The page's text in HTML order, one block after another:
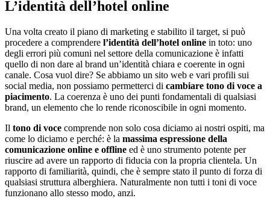
L’identità dell’hotel online
Una volta creato il piano di marketing e stabilito il target, si può
procedere a comprendere l’identità dell’hotel online in toto: uno
degli errori più comuni nel settore della comunicazione è infatti
quello di non dare al brand un’identità chiara e coerente in ogni
canale. Cosa vuol dire? Se abbiamo un sito web e vari profili sui
social media, non possiamo permetterci di cambiare tono di voce a
piacimento. La coerenza è uno dei punti fondamentali di qualsiasi
brand, un elemento che lo rende riconoscibile in ogni momento.
Il tono di voce comprende non solo cosa diciamo ai nostri ospiti, ma
come lo diciamo e perché: è la massima espressione della
comunicazione online e offline ed è uno strumento potente per
riuscire ad avere un rapporto di fiducia con la propria clientela. Un
rapporto di familiarità, quindi, che è sempre stato il punto di forza di
qualsiasi struttura alberghiera. Naturalmente non tutti i toni di voce
funzionano allo stesso modo, anzi.